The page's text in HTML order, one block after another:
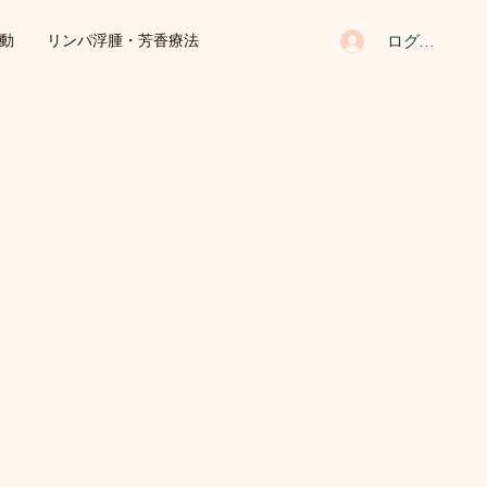
ログイン
リンパ浮腫・芳香療法